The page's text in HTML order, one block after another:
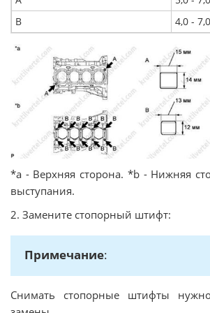
В
4,0 -
*а - Верхняя сторона. *b - Нижняя
выступания.
2. Замените стопорный штифт:
Примечание:
Снимать стопорные штифты